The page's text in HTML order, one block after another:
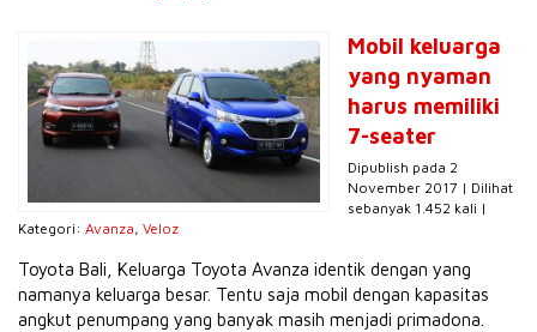
Mobil keluarga
yang nyaman
harus memiliki
7-seater
Dipublish pada 2
November 2017 | Dilihat
sebanyak 1.452 kali |
Kategori: Avanza, Veloz
Toyota Bali, Keluarga Toyota Avanza identik dengan yang
namanya keluarga besar. Tentu saja mobil dengan kapasitas
angkut penumpang yang banyak masih menjadi primadona.